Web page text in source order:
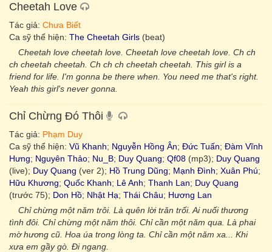
Cheetah Love
Tác giả: Chưa Biết
Ca sỹ thể hiện: The Cheetah Girls (beat)
Cheetah love cheetah love. Cheetah love cheetah love. Ch ch
ch cheetah cheetah. Ch ch ch cheetah cheetah. This girl is a
friend for life. I'm gonna be there when. You need me that's right.
Yeah this girl's never gonna.
Chỉ Chừng Đó Thôi
Tác giả: Phạm Duy
Ca sỹ thể hiện: Vũ Khanh; Nguyễn Hồng Ân; Đức Tuấn; Đàm Vĩnh
Hưng; Nguyên Thảo; Nu_B; Duy Quang; Qf08 (mp3); Duy Quang
(live); Duy Quang (ver 2); Hồ Trung Dũng; Mạnh Đình; Xuân Phú;
Hữu Khương; Quốc Khanh; Lê Anh; Thanh Lan; Duy Quang
(trước 75); Don Hồ; Nhật Hạ; Thái Châu; Hương Lan
Chỉ chừng một năm trôi. Là quên lời trăn trối. Ai nuối thương
tình đôi. Chỉ chừng một năm thôi. Chỉ cần một năm qua. Là phai
mờ hương cũ. Hoa úa trong lòng ta. Chỉ cần một năm xa... Khi
xưa em gầy gò. Đi ngang.